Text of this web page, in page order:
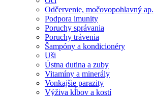
Odčervenie, močovopohlavný ap.
Podpora imunity
Poruchy správania
Poruchy trávenia
Šampóny a kondicionéry
Uši
Ústna dutina a zuby
Vitamíny a minerály
Vonkajšie parazity
Výživa kĺbov a kostí